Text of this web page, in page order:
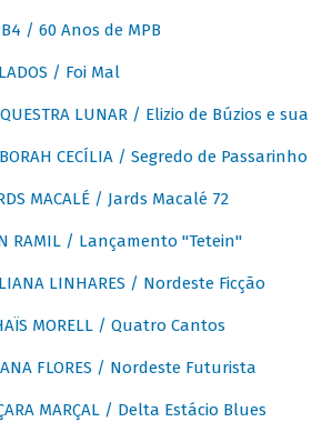
/ 60 Anos de MPB
/ Foi Mal
LUNAR / Elizio de Búzios e
CECÍLIA / Segredo de Passarinho
MACALÉ / Jards Macalé 72
RAMIL / Lançamento "Tetein"
LINHARES / Nordeste Ficção
MORELL / Quatro Cantos
FLORES / Nordeste Futurista
MARÇAL / Delta Estácio Blues